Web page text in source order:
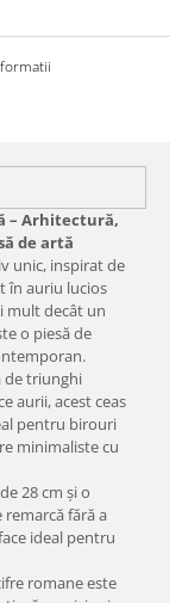
– Arhitectură,
de artă
unic, inspirat de
în auriu lucios
mult decât un
o piesă de
de triunghi
aurii, acest ceas
pentru birouri
minimaliste cu
28 cm și o
remarcă fără a
ideal pentru
romane este